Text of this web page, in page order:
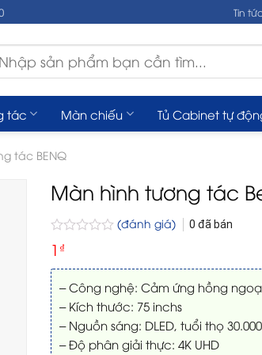
Tin
tác Màn chiếu Tủ Cabinet tự
tác BENQ
Màn hình tương tác
Được
xếp
hạng
0
5
sao
(đánh giá) 0 đã bán
1 ₫
– Công nghệ: Cảm ứng hồng
– Kích thước: 75 inchs
– Nguồn sáng: DLED, tuổi thọ
– Độ phân giải thực: 4K UHD